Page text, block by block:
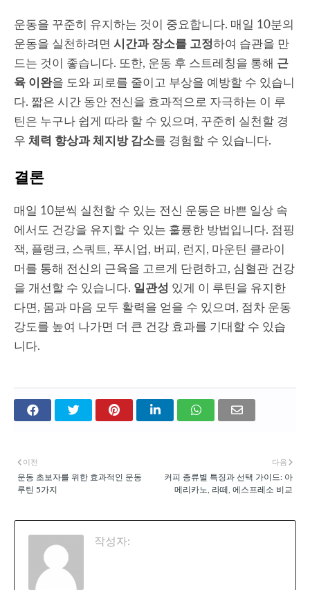
운동을 꾸준히 유지하는 것이 중요합니다. 매일 10분의
운동을 실천하려면 시간과 장소를 고정하여 습관을 만
드는 것이 좋습니다. 또한, 운동 후 스트레칭을 통해 근
육 이완을 도와 피로를 줄이고 부상을 예방할 수 있습니
다. 짧은 시간 동안 전신을 효과적으로 자극하는 이 루
틴은 누구나 쉽게 따라 할 수 있으며, 꾸준히 실천할 경
우 체력 향상과 체지방 감소를 경험할 수 있습니다.
결론
매일 10분씩 실천할 수 있는 전신 운동은 바쁜 일상 속
에서도 건강을 유지할 수 있는 훌륭한 방법입니다. 점핑
잭, 플랭크, 스쿼트, 푸시업, 버피, 런지, 마운틴 클라이
머를 통해 전신의 근육을 고르게 단련하고, 심혈관 건강
을 개선할 수 있습니다. 일관성 있게 이 루틴을 유지한
다면, 몸과 마음 모두 활력을 얻을 수 있으며, 점차 운동
강도를 높여 나가면 더 큰 건강 효과를 기대할 수 있습
니다.
다음
커피 종류별 특징과 선택 가이드: 아
메리카노, 라떼, 에스프레소 비교
이전
운동 초보자를 위한 효과적인 운동
루틴 5가지
작성자: